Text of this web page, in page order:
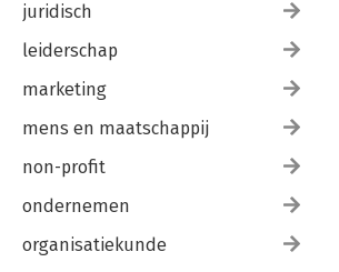
juridisch
leiderschap
marketing
mens en maatschappij
non-profit
ondernemen
organisatiekunde